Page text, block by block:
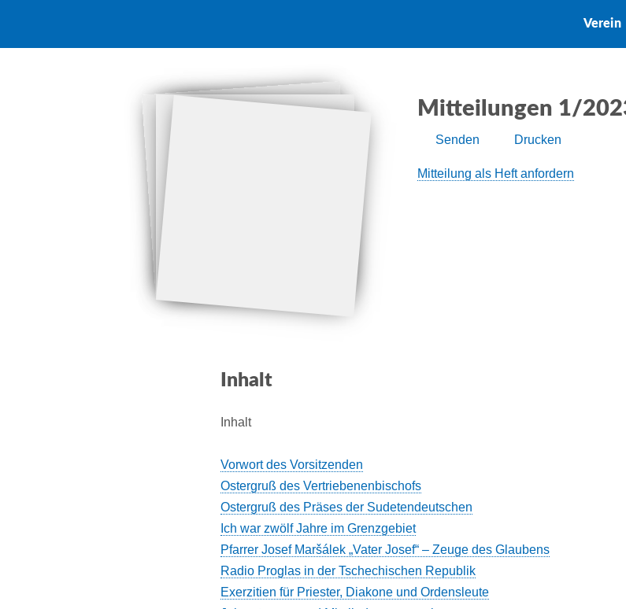
Verein
Mitteilungen 1/
Senden Drucken
Mitteilung als Heft anfordern
Inhalt
Inhalt
Vorwort des Vorsitzenden
Ostergruß des Vertriebenenbischofs
Ostergruß des Präses der Sudetendeutschen
Ich war zwölf Jahre im Grenzgebiet
Pfarrer Josef Maršálek „Vater Josef“ – Zeuge des Glaubens
Radio Proglas in der Tschechischen Republik
Exerzitien für Priester, Diakone und Ordensleute